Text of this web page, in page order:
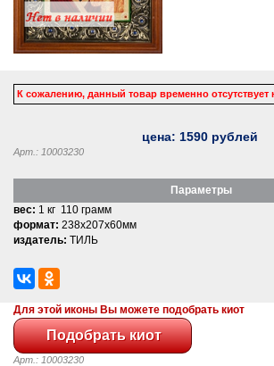
К сожалению, данный товар временно отсутствует
цена: 1590 рублей
Арт.: 10003230
Параметры
вес: 1 кг 110 грамм
формат: 238x207x60мм
издатель: ТИЛЬ
Для этой иконы Вы можете подобрать киот
Арт.: 10003230